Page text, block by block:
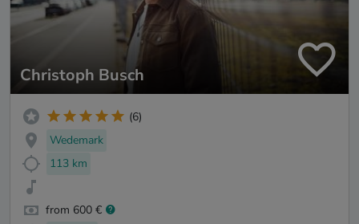
Christoph Busch
(6)
Wedemark
113 km
from 600 €